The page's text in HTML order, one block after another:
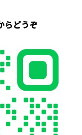
らどうぞ